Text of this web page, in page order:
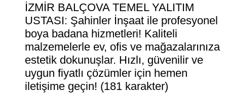
İZMİR BALÇOVA TEMEL YALITIM
USTASI: Şahinler İnşaat ile profesyonel
boya badana hizmetleri! Kaliteli
malzemelerle ev, ofis ve mağazalarınıza
estetik dokunuşlar. Hızlı, güvenilir ve
uygun fiyatlı çözümler için hemen
iletişime geçin! (181 karakter)